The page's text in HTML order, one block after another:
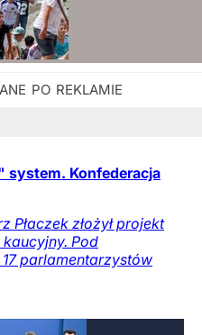
system. Konfederacja
Płaczek złożył projekt
Pod
parlamentarzystów